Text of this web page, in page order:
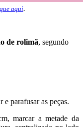
aqui.
de rolimã, segundo
e parafusar as peças.
marcar a metade da